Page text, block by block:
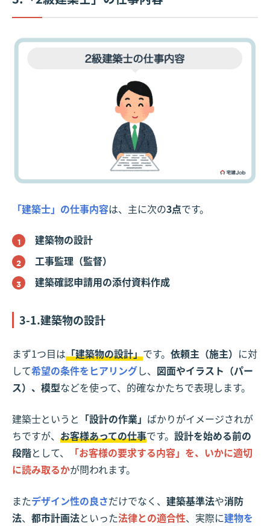
「建築士」の仕事内容は、主に次の3点です。
建築物の設計
工事監理（監督）
建築確認申請用の添付資料作成
3-1.建築物の設計
まず1つ目は「建築物の設計」です。 依頼主（施主） に対
して希望の条件をヒアリングし、 図面やイラスト（パー
ス）、模型などを使って、的確なかたちで表現します。
建築士というと 「設計の作業」 ばかりがイメージされが
ちですが、 お客様あっての仕事です。 設計を始める前の
段階として、
「お客様の要求する内容」を、いかに適切
に読み取るかが問われます。
またデザイン性の良さだけでなく、 建築基準法や消防
法、 都市計画法といった法律との適合性、実際に建物を